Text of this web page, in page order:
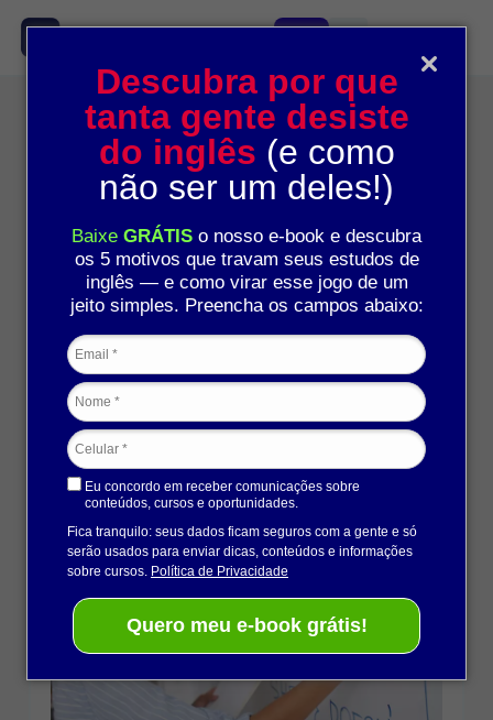
Descubra por que
tanta gente desiste
do inglês (e como
não ser um deles!)
Baixe GRÁTIS o nosso e-book e descubra
os 5 motivos que travam seus estudos de
inglês — e como virar esse jogo de um
jeito simples. Preencha os campos abaixo:
Eu concordo em receber comunicações sobre
conteúdos, cursos e oportunidades.
Fica tranquilo: seus dados ficam seguros com a gente e só
serão usados para enviar dicas, conteúdos e informações
sobre cursos. Política de Privacidade
Quero meu e-book grátis!
Categoria: Inglês
Already, yet, just e still: quando usar?
Marco Lobo